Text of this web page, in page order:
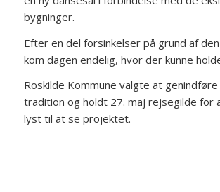
bygninger.
Efter en del forsinkelser på grund af
kom dagen endelig, hvor der kunne
Roskilde Kommune valgte at
tradition og holdt 27. maj rejsegilde for
lyst til at se projektet.